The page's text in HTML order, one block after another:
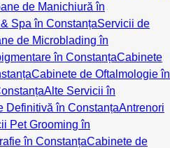
de Manichiură în
Spa în ConstanțaServicii de
de Microblading în
în ConstanțaCabinete
Cabinete de Oftalmologie în
Alte Servicii în
Definitivă în ConstanțaAntrenori
Pet Grooming în
în ConstanțaCabinete de